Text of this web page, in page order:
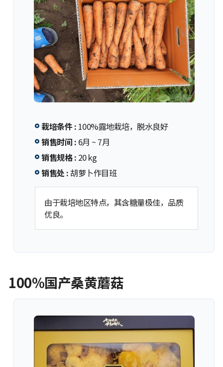
栽培条件 : 100%露地栽培，脱水良好
销售时间 : 6月 ~ 7月
销售规格 : 20 kg
销售处 : 胡萝卜作目班
由于栽培地区特点，其含糖量极佳，品质
优良。
100%国产桑黄蘑菇